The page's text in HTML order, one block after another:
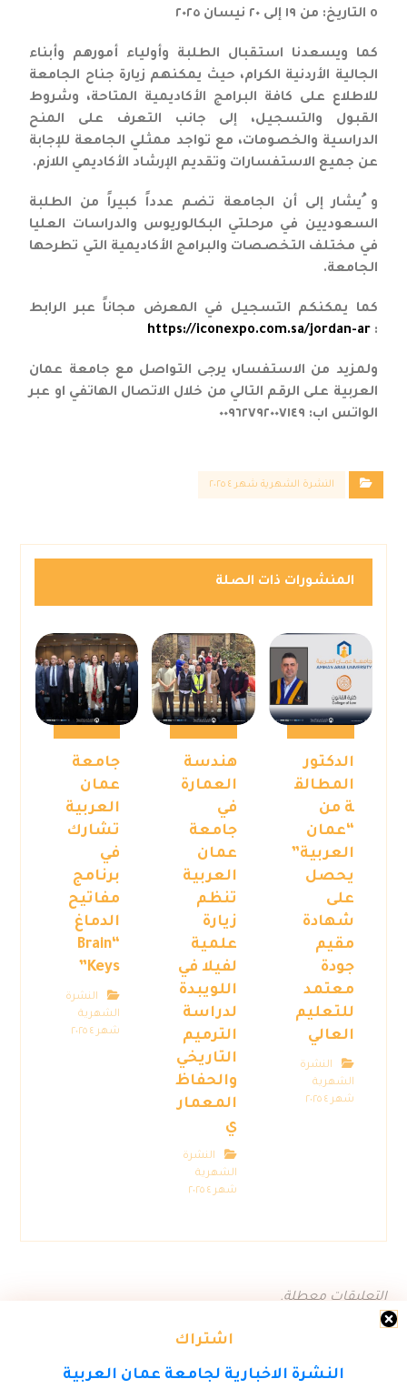
o التاريخ: من ١٩ إلى ٢٠ نيسان ٢٠٢٥
كما ويسعدنا استقبال الطلبة وأولياء أمورهم وأبناء
الجالية الأردنية الكرام، حيث يمكنهم زيارة جناح الجامعة
للاطلاع على كافة البرامج الأكاديمية المتاحة، وشروط
القبول والتسجيل، إلى جانب التعرف على المنح
الدراسية والخصومات، مع تواجد ممثلي الجامعة للإجابة
عن جميع الاستفسارات وتقديم الإرشاد الأكاديمي اللازم.
و ُيشار إلى أن الجامعة تضم عدداً كبيراً من الطلبة
السعوديين في مرحلتي البكالوريوس والدراسات العليا
في مختلف التخصصات والبرامج الأكاديمية التي تطرحها
الجامعة.
كما يمكنكم التسجيل في المعرض مجاناً عبر الرابط
:
https://iconexpo.com.sa/jordan-ar
ولمزيد من الاستفسار، يرجى التواصل مع جامعة عمان
العربية على الرقم التالي من خلال الاتصال الهاتفي او عبر
الواتس اب: ٠٠٩٦٢٧٩٢٠٠٧١٤٩
اشتراك
النشرة الاخبارية لجامعة عمان العربية
النشرة الشهرية شهر ٤ ٢٠٢٥
المنشورات ذات الصلة
الدكتور
المطالق
ة من
“عمان
العربية”
يحصل
على
شهادة
مقيم
جودة
معتمد
للتعليم
العالي
النشرة
الشهرية
شهر ٤ ٢٠٢٥
هندسة
العمارة
في
جامعة
عمان
العربية
تنظم
زيارة
علمية
لفيلا في
اللويبدة
لدراسة
الترميم
التاريخي
والحفاظ
المعمار
ي
النشرة
الشهرية
شهر ٤ ٢٠٢٥
جامعة
عمان
العربية
تشارك
في
برنامج
مفاتيح
الدماغ
“Brain
Keys”
النشرة
الشهرية
شهر ٤ ٢٠٢٥
التعليقات معطلة.